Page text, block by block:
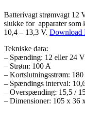
Batterivagt strømvagt 12
slukke for apparater som
10,4 – 13,3 V. Download
Tekniske data:
– Spænding: 12 eller 24 V
– Strøm: 100 A
– Kortslutningsstrøm: 180
– Spændings interval:
– Overspænding: 15,5 /
– Dimensioner: 105 x 36